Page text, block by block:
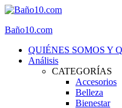
Baño10.com
QUIÉNES SOMOS Y
Análisis
CATEGORÍAS
Accesorios
Belleza
Bienestar